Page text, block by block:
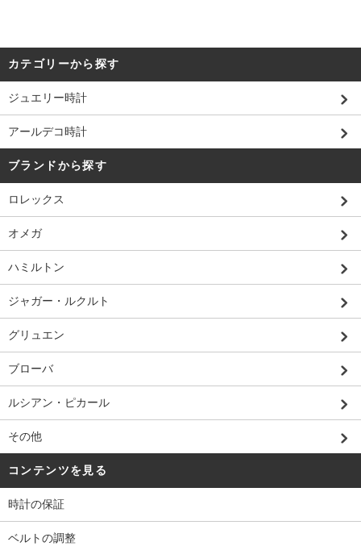
カテゴリーから探す
ジュエリー時計
アールデコ時計
ブランドから探す
ロレックス
オメガ
ハミルトン
ジャガー・ルクルト
グリュエン
ブローバ
ルシアン・ピカール
その他
コンテンツを見る
時計の保証
ベルトの調整